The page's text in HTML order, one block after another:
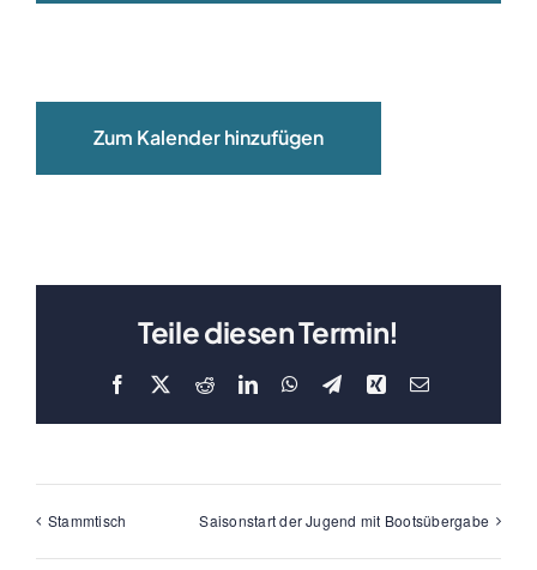
Clubboote
Clubhaus
Zum Kalender hinzufügen
Teile diesen Termin!
Facebook RedditLinkedInWhatsApp
Telegram
Xing E-
Stammtisch Saisonstart der Jugend mit Bootsübergabe